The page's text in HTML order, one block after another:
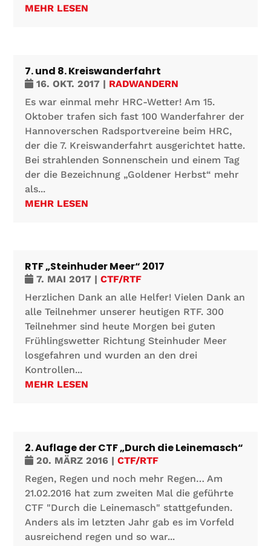
MEHR LESEN
7. und 8. Kreiswanderfahrt
16. OKT. 2017 | RADWANDERN
Es war einmal mehr HRC-Wetter! Am 15.
Oktober trafen sich fast 100 Wanderfahrer der
Hannoverschen Radsportvereine beim HRC,
der die 7. Kreiswanderfahrt ausgerichtet hatte.
Bei strahlenden Sonnenschein und einem Tag
der die Bezeichnung „Goldener Herbst“ mehr
als...
MEHR LESEN
RTF „Steinhuder Meer“ 2017
7. MAI 2017 |CTF/RTF
Herzlichen Dank an alle Helfer! Vielen Dank an
alle Teilnehmer unserer heutigen RTF. 300
Teilnehmer sind heute Morgen bei guten
Frühlingswetter Richtung Steinhuder Meer
losgefahren und wurden an den drei
Kontrollen...
MEHR LESEN
2. Auflage der CTF „Durch die Leinemasch“
20. MÄRZ 2016 |CTF/RTF
Regen, Regen und noch mehr Regen… Am
21.02.2016 hat zum zweiten Mal die geführte
CTF "Durch die Leinemasch" stattgefunden.
Anders als im letzten Jahr gab es im Vorfeld
ausreichend regen und so war...